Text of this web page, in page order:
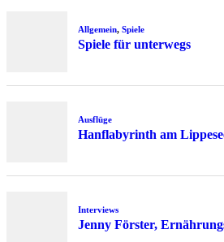
Allgemein, Spiele
Spiele für unterwegs
Ausflüge
Hanflabyrinth am
Interviews
Jenny Förster,